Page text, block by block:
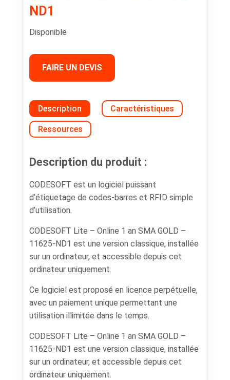
ND1
Disponible
FAIRE UN DEVIS
Description Caractéristiques
Ressources
Description du produit :
CODESOFT est un logiciel puissant
d’étiquetage de codes-barres et RFID simple
d’utilisation.
CODESOFT Lite – Online 1 an SMA GOLD –
11625-ND1 est une version classique, installée
sur un ordinateur, et accessible depuis cet
ordinateur uniquement.
Ce logiciel est proposé en licence perpétuelle,
avec un paiement unique permettant une
utilisation illimitée dans le temps.
CODESOFT Lite – Online 1 an SMA GOLD –
11625-ND1 est une version classique, installée
sur un ordinateur, et accessible depuis cet
ordinateur uniquement.